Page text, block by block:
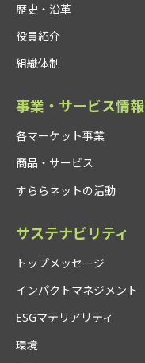
歴史・沿革
役員紹介
組織体制
事業・サービス情報
各マーケット事業
商品・サービス
すららネットの活動
サステナビリティ
トップメッセージ
インパクトマネジメント
ESGマテリアリティ
環境